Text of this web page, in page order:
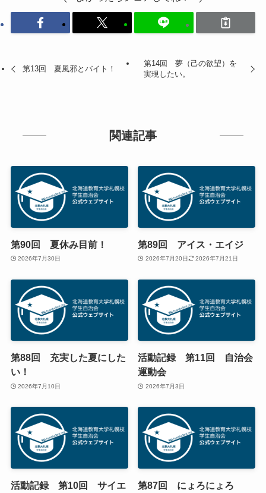
第13回 夏風邪とバイト！
第14回 夢（己の欲望）を
実現したい。
関連記事
第90回 夏休み目前！
2026年7月30日
第89回 アイス・エイジ
2026年7月20日 2026年7月21日
第88回 充実した夏にした
い！
2026年7月10日
活動記録 第11回 自治会
運動会
2026年7月3日
活動記録 第10回 サイエ
第87回 にょろにょろ